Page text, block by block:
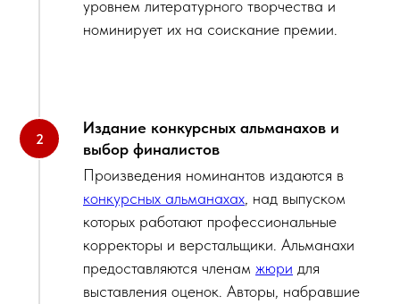
уровнем литературного творчества и
номинирует их на соискание премии.
Издание конкурсных альманахов и
выбор финалистов
Произведения номинантов издаются в
конкурсных альманахах, над выпуском
которых работают профессиональные
корректоры и верстальщики. Альманахи
предоставляются членам жюри для
выставления оценок. Авторы, набравшие